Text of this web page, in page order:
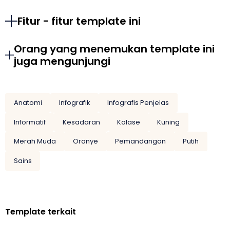
Fitur - fitur template ini
Orang yang menemukan template ini
juga mengunjungi
Anatomi Infografik
Infografis Penjelas
Informatif
Kesadaran Kolase
Kuning
Merah Muda
Oranye Pemandangan
Putih
Sains
Template terkait